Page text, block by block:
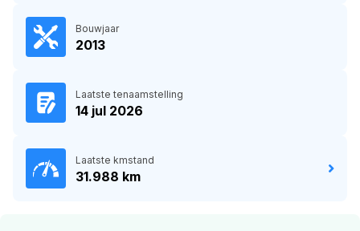
Bouwjaar
2013
Laatste tenaamstelling
14 jul 2026
Laatste kmstand
31.988 km